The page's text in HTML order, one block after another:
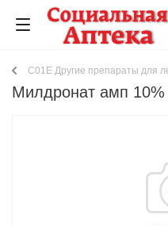
C01E Другие препараты для
Милдронат амп